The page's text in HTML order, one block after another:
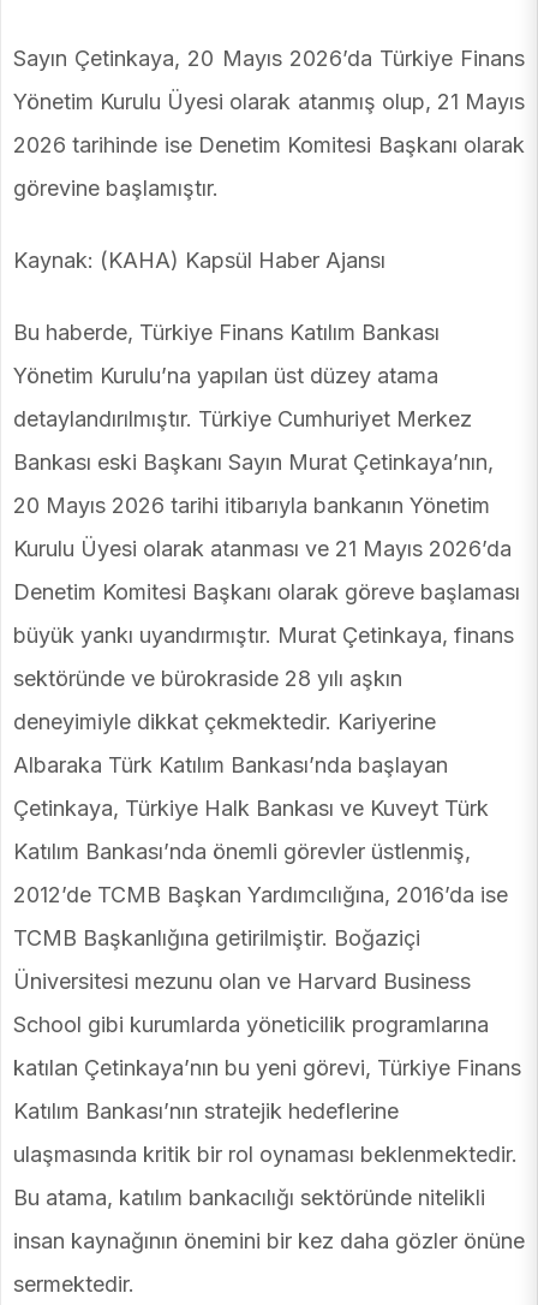
Sayın Çetinkaya, 20 Mayıs 2026’da Türkiye Finans
Yönetim Kurulu Üyesi olarak atanmış olup, 21 Mayıs
2026 tarihinde ise Denetim Komitesi Başkanı olarak
görevine başlamıştır.
Kaynak: (KAHA) Kapsül Haber Ajansı
Bu haberde, Türkiye Finans Katılım Bankası
Yönetim Kurulu’na yapılan üst düzey atama
detaylandırılmıştır. Türkiye Cumhuriyet Merkez
Bankası eski Başkanı Sayın Murat Çetinkaya’nın,
20 Mayıs 2026 tarihi itibarıyla bankanın Yönetim
Kurulu Üyesi olarak atanması ve 21 Mayıs 2026’da
Denetim Komitesi Başkanı olarak göreve başlaması
büyük yankı uyandırmıştır. Murat Çetinkaya, finans
sektöründe ve bürokraside 28 yılı aşkın
deneyimiyle dikkat çekmektedir. Kariyerine
Albaraka Türk Katılım Bankası’nda başlayan
Çetinkaya, Türkiye Halk Bankası ve Kuveyt Türk
Katılım Bankası’nda önemli görevler üstlenmiş,
2012’de TCMB Başkan Yardımcılığına, 2016’da ise
TCMB Başkanlığına getirilmiştir. Boğaziçi
Üniversitesi mezunu olan ve Harvard Business
School gibi kurumlarda yöneticilik programlarına
katılan Çetinkaya’nın bu yeni görevi, Türkiye Finans
Katılım Bankası’nın stratejik hedeflerine
ulaşmasında kritik bir rol oynaması beklenmektedir.
Bu atama, katılım bankacılığı sektöründe nitelikli
insan kaynağının önemini bir kez daha gözler önüne
sermektedir.